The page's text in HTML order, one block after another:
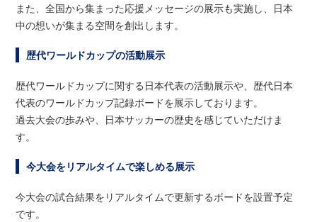
また、全国から集まった応援メッセージの展示も実施し、日本
中の想いが集まる空間を創出します。
歴代ワールドカップの活動展示
歴代ワールドカップに関する日本代表の活動展示や、歴代日本
代表のワールドカップ記録ボードを展示しております。
過去大会の歩みや、日本サッカーの歴史を感じていただけま
す。
今大会をリアルタイムで楽しめる展示
今大会の試合結果をリアルタイムで更新するボードを設置予定
です。